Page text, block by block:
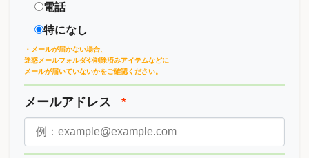
電話
特になし
・メールが届かない場合、
迷惑メールフォルダや削除済みアイテムなどに
メールが届いていないかをご確認ください。
メールアドレス *